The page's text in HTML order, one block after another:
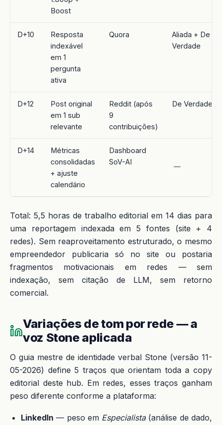
Boost
D+10
Resposta
indexável
em 1
pergunta
ativa
Quora
Aliada + De
Verdade
D+12
Post original
em 1 sub
relevante
Reddit (após
9
contribuições)
De Verdade
D+14
Métricas
consolidadas
+ ajuste
calendário
Dashboard
SoV-AI
Total: 5,5 horas de trabalho editorial em 14 dias para
uma reportagem indexada em 5 fontes (site + 4
redes). Sem reaproveitamento estruturado, o mesmo
empreendedor publicaria só no site ou postaria
fragmentos motivacionais em redes — sem
indexação, sem citação de LLM, sem retorno
comercial.
Variações de tom por rede — a
voz Stone aplicada
O guia mestre de identidade verbal Stone (versão 11-
05-2026) define 5 traços que orientam toda a copy
editorial deste hub. Em redes, esses traços ganham
peso diferente conforme a plataforma:
LinkedIn — peso em Especialista(análise de dado,